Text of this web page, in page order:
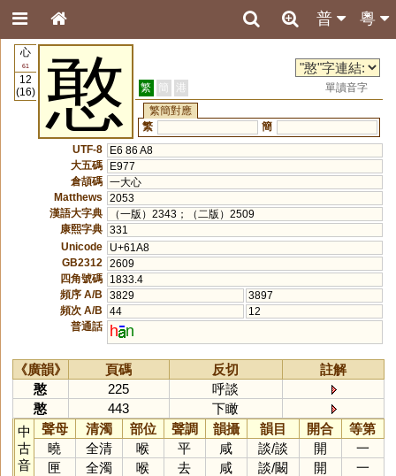
粵
普
心
61
12
(16)
憨 繁 簡 港
單讀音字
繁簡對應
繁
簡
UTF-8
E6 86 A8
大五碼
E977
倉頡碼 一大心
Matthews
2053
漢語大字典
（一版）2343；（二版）2509
康熙字典 331
Unicode
U+61A8
GB2312
2609
四角號碼
1833.4
頻序 A/B
3829
3897
頻次 A/B
44
12
普通話
h n
《廣韻》 頁碼 反切
註解
憨
225
呼談
憨
443
下瞰
中
古
音
聲母 清濁 部位 聲調 韻攝 韻目 開合
等第
曉
全清 喉 平 咸 談/談 開
一
匣
全濁 喉 去 咸 談/闞 開 一